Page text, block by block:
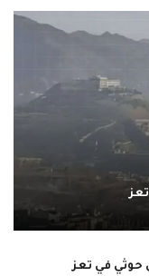
حوثي في تعز